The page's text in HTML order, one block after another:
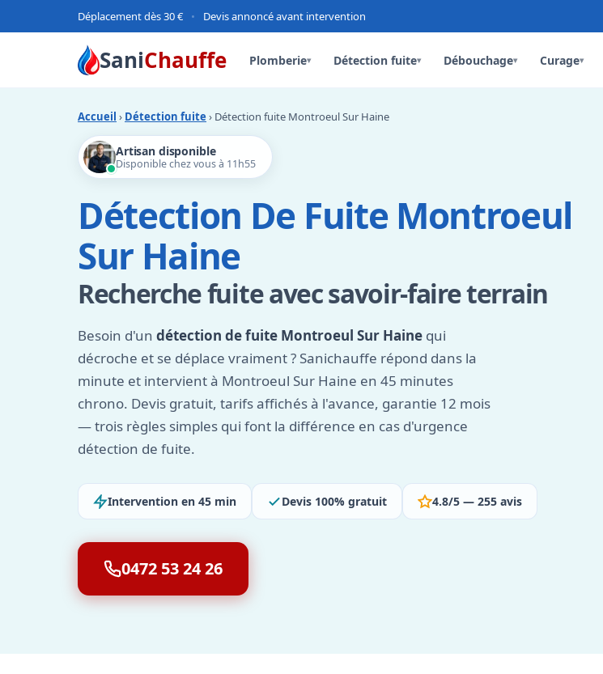
Déplacement dès 30 € • Devis annoncé avant intervention
SaniChauffe Plomberie▾ Détection fuite▾ Débouchage▾ Curage▾
Accueil › Détection fuite › Détection fuite Montroeul Sur Haine
Artisan disponible
Disponible chez vous à 11h55
Détection De Fuite Montroeul
Sur Haine
Recherche fuite avec savoir-faire terrain
Besoin d'un détection de fuite Montroeul Sur Haine qui
décroche et se déplace vraiment ? Sanichauffe répond dans la
minute et intervient à Montroeul Sur Haine en 45 minutes
chrono. Devis gratuit, tarifs affichés à l'avance, garantie 12 mois
— trois règles simples qui font la différence en cas d'urgence
détection de fuite.
Intervention en 45 min Devis 100% gratuit 4.8/5 — 255 avis
0472 53 24 26